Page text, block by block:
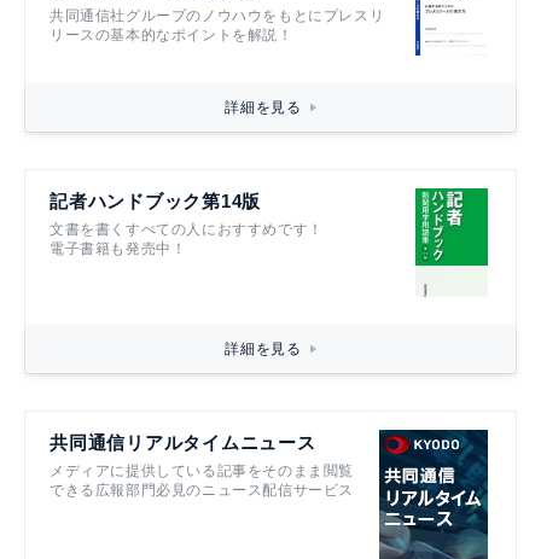
共同通信社グループのノウハウをもとにプレスリ
リースの基本的なポイントを解説！
詳細を見る
記者ハンドブック第14版
文書を書くすべての人におすすめです！
電子書籍も発売中！
詳細を見る
共同通信リアルタイムニュース
メディアに提供している記事をそのまま閲覧
できる広報部門必見のニュース配信サービス